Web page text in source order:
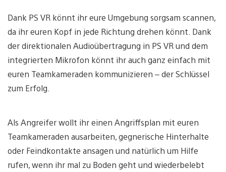
Dank PS VR könnt ihr eure Umgebung sorgsam scannen,
da ihr euren Kopf in jede Richtung drehen könnt. Dank
der direktionalen Audioübertragung in PS VR und dem
integrierten Mikrofon könnt ihr auch ganz einfach mit
euren Teamkameraden kommunizieren – der Schlüssel
zum Erfolg.
Als Angreifer wollt ihr einen Angriffsplan mit euren
Teamkameraden ausarbeiten, gegnerische Hinterhalte
oder Feindkontakte ansagen und natürlich um Hilfe
rufen, wenn ihr mal zu Boden geht und wiederbelebt